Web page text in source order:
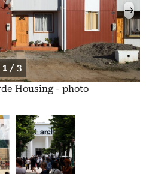
1 / 3
Housing - photo